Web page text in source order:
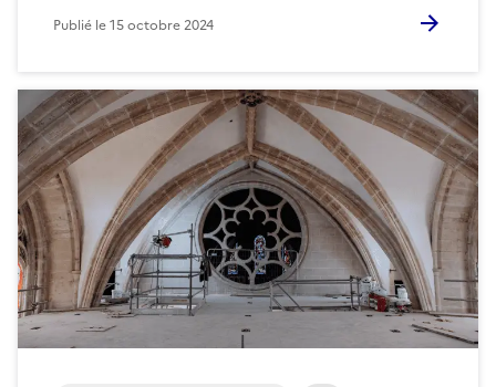
Publié le15 octobre 2024